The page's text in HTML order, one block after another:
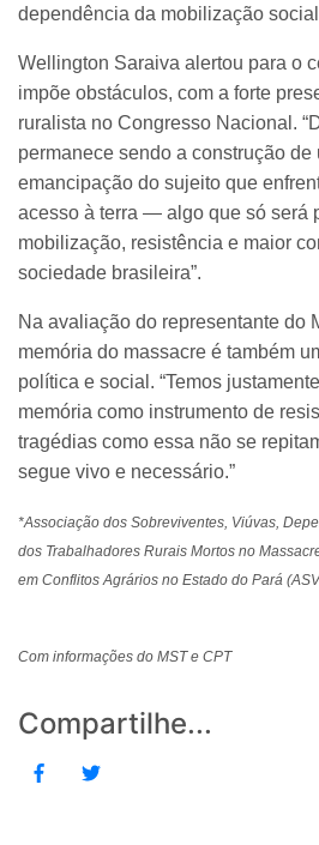
dependência da mobilização
Wellington Saraiva alertou para o
impõe obstáculos, com a forte
ruralista no Congresso Nacional.
permanece sendo a construção de
emancipação do sujeito que
acesso à terra — algo que só será
mobilização, resistência e maior
sociedade brasileira”.
Na avaliação do representante do
memória do massacre é também
política e social. “Temos
memória como instrumento de
tragédias como essa não se
segue vivo e necessário.”
*Associação dos Sobreviventes, Viúvas,
dos Trabalhadores Rurais Mortos no
em Conflitos Agrários no Estado do Pará
Com informações do MST e CPT
Compartilhe...